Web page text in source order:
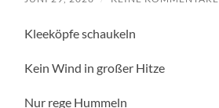
Kleeköpfe schaukeln
Kein Wind in großer Hitze
Nur rege Hummeln